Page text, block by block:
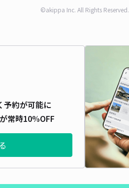
©akippa Inc. All Rights Reserved.
予約が可能に
常時10%OFF